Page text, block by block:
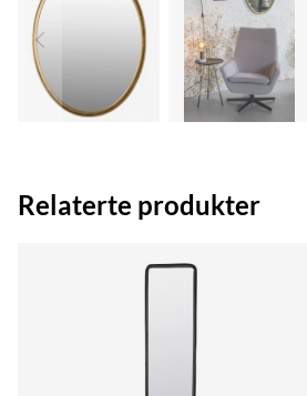
Relaterte produkter